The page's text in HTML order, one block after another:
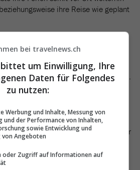
ihre Reise wie geplant
das EDA?
für auswärtige
seine Reisehinweise am Montag (23.
heisst es, die
Land seien verstärkt worden. Nicht
Gebiete sollten laut EDA
Verkehrsbehinderungen,
Einschränkungen im Flugverkehr
rät nach der Eskalation
Massenveranstaltungen und
sollten gemieden und
bei travelnews.ch
um Einwilligung, Ihre
Daten für Folgendes
zu nutzen:
Werbung und Inhalte, Messung von
und der Performance von Inhalten,
sowie Entwicklung und
von Angeboten
oder Zugriff auf Informationen auf